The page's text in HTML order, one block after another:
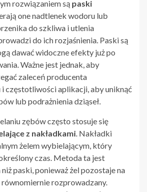
rozwiązaniem są paski
one nadtlenek wodoru lub
do szkliwa i utlenia
do ich rozjaśnienia. Paski są
dawać widoczne efekty już po
Ważne jest jednak, aby
zaleceń producenta
częstotliwości aplikacji, aby uniknąć
lub podrażnienia dziąseł.
zębów często stosuje się
z nakładkami. Nakładki
żelem wybielającym, który
czas. Metoda ta jest
paski, ponieważ żel pozostaje na
równomiernie rozprowadzany.